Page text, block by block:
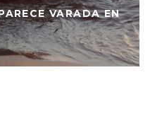
VARADA EN